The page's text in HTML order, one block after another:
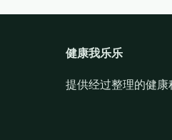
健康我乐乐
提供经过整理的健康